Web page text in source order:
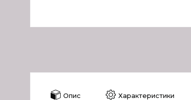
Опис Характеристики